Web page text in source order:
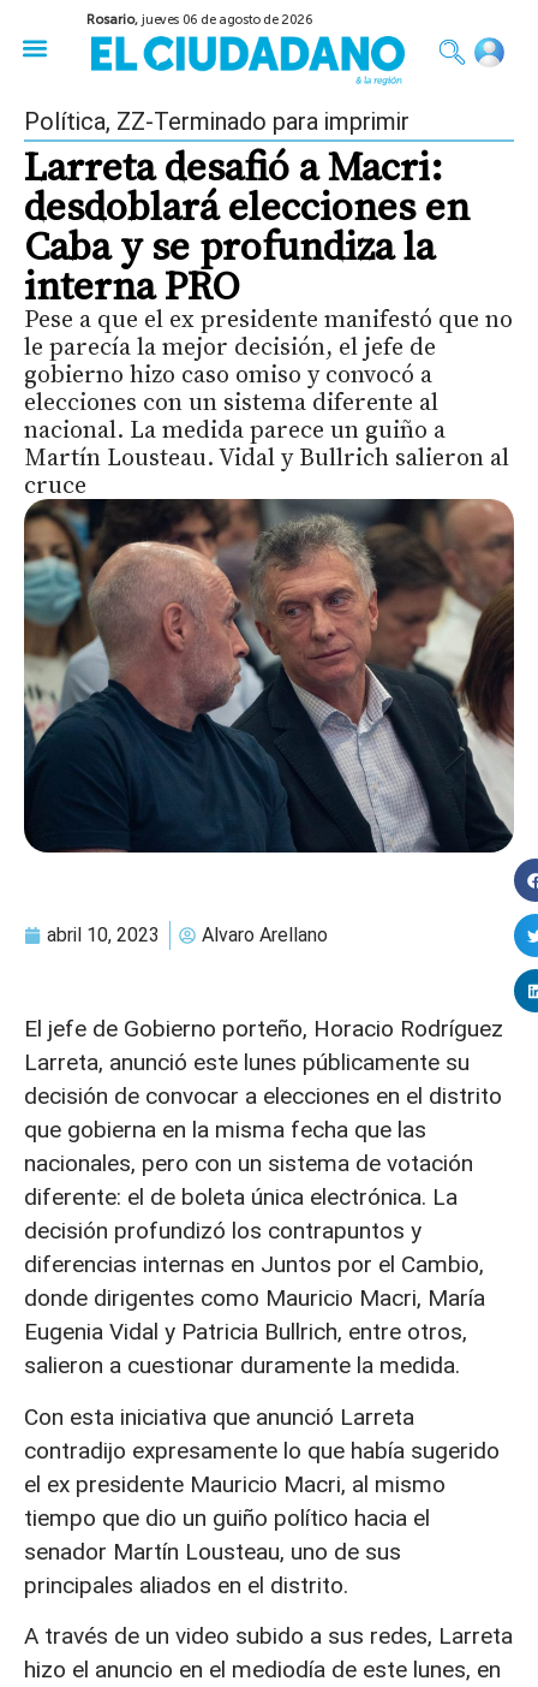
Rosario,jueves 06 de agosto de 2026
Política, ZZ-Terminado para imprimir
Larreta desafió a Macri:
desdoblará elecciones en
Caba y se profundiza la
interna PRO
Pese a que el ex presidente manifestó que no
le parecía la mejor decisión, el jefe de
gobierno hizo caso omiso y convocó a
elecciones con un sistema diferente al
nacional. La medida parece un guiño a
Martín Lousteau. Vidal y Bullrich salieron al
cruce
abril 10, 2023 Alvaro Arellano
El jefe de Gobierno porteño, Horacio Rodríguez
Larreta, anunció este lunes públicamente su
decisión de convocar a elecciones en el distrito
que gobierna en la misma fecha que las
nacionales, pero con un sistema de votación
diferente: el de boleta única electrónica. La
decisión profundizó los contrapuntos y
diferencias internas en Juntos por el Cambio,
donde dirigentes como Mauricio Macri, María
Eugenia Vidal y Patricia Bullrich, entre otros,
salieron a cuestionar duramente la medida.
Con esta iniciativa que anunció Larreta
contradijo expresamente lo que había sugerido
el ex presidente Mauricio Macri, al mismo
tiempo que dio un guiño político hacia el
senador Martín Lousteau, uno de sus
principales aliados en el distrito.
A través de un video subido a sus redes, Larreta
hizo el anuncio en el mediodía de este lunes, en